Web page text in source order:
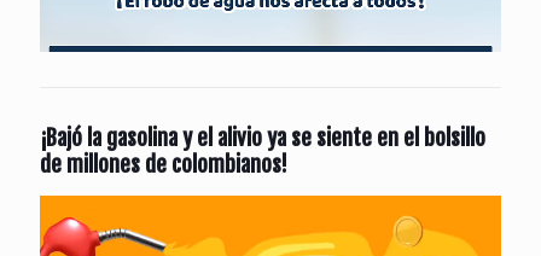
¡Bajó la gasolina y el alivio ya se siente en el bolsillo
de millones de colombianos!
de